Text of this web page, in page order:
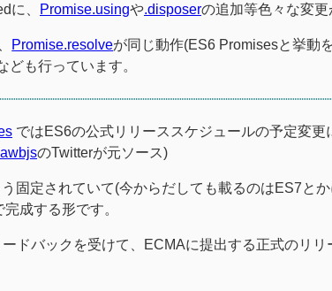
に、 Promise.usingや.disposerの追加等色々な変更
Promise.resolveが同じ動作(ES6 Promisesと挙動
も行っています。
ではES6の公式リリーススケジュールの予定変更
のTwitterが元ソース)
固定されていて(今からだしても載るのはES7と
成する形です。
ドバックを受けて、ECMAに提出する正式のリ